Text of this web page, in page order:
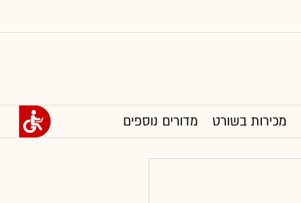
מכירות בשורט מדורים נוספים